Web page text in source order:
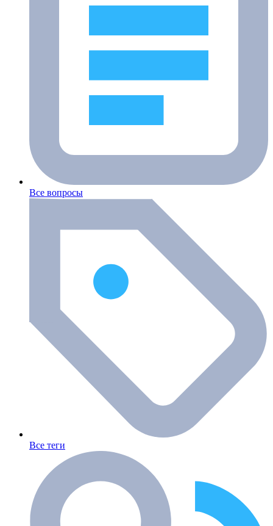
Все вопросы
Все теги